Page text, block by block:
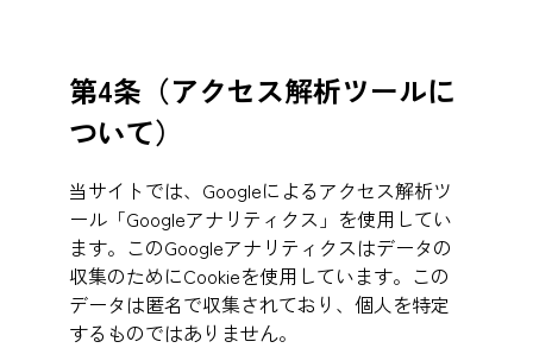
第4条（アクセス解析ツールに
ついて）
当サイトでは、Googleによるアクセス解析ツ
ール「Googleアナリティクス」を使用してい
ます。このGoogleアナリティクスはデータの
収集のためにCookieを使用しています。この
データは匿名で収集されており、個人を特定
するものではありません。